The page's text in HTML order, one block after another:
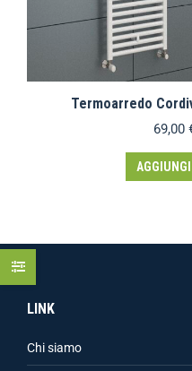
Termoarredo
69,00
LINK
Chi siamo